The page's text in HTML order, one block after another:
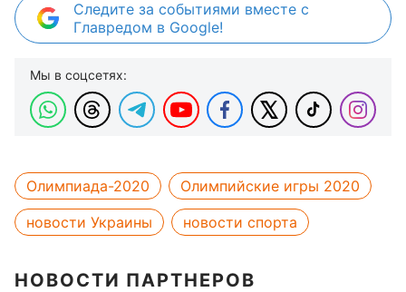
Следите за событиями вместе с
Главредом в Google!
Мы в соцсетях:
Олимпиада-2020
Олимпийские игры 2020
новости Украины
новости спорта
НОВОСТИ ПАРТНЕРОВ